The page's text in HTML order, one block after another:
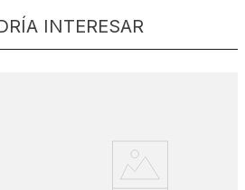
INTERESAR